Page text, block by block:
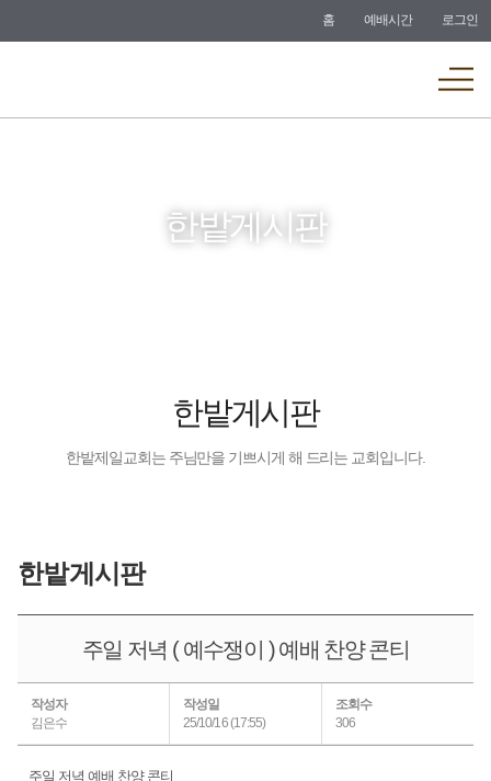
홈 예배시간 로그인
한밭게시판
한밭게시판
한밭제일교회는 주님만을 기쁘시게 해 드리는 교회입니다.
한밭게시판
주일 저녁 ( 예수쟁이 ) 예배 찬양 콘티
작성자
김은수
작성일
25/10/16 (17:55)
조회수
306
주일 저녁 예배 찬양 콘티